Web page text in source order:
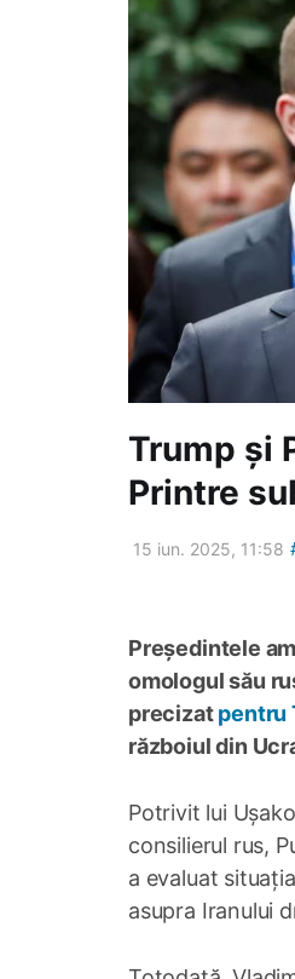
Trump și
Printre
15 iun. 2025, 11:58
Președintele
omologul său
precizatpentru
războiul din
Potrivit lui
consilierul rus,
a evaluat
asupra Iranului